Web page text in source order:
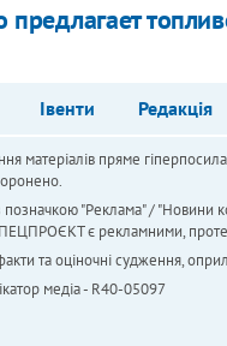
предлагает
Івенти Редакція
матеріалів пряме
позначкою "Реклама" /
є рекламними, проте
та оціночні судження,
медіа - R40-05097